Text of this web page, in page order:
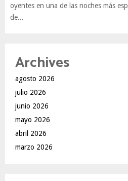
oyentes en una de las noches más
de...
Archives
agosto 2026
julio 2026
junio 2026
mayo 2026
abril 2026
marzo 2026